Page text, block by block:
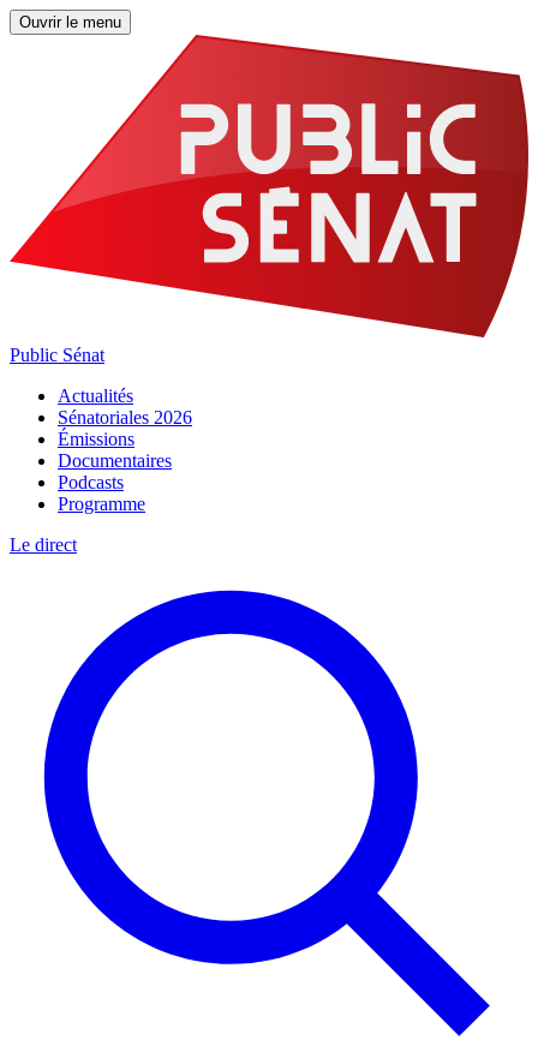
Ouvrir le menu
Public Sénat
Actualités
Sénatoriales 2026
Émissions
Documentaires
Podcasts
Programme
Le direct